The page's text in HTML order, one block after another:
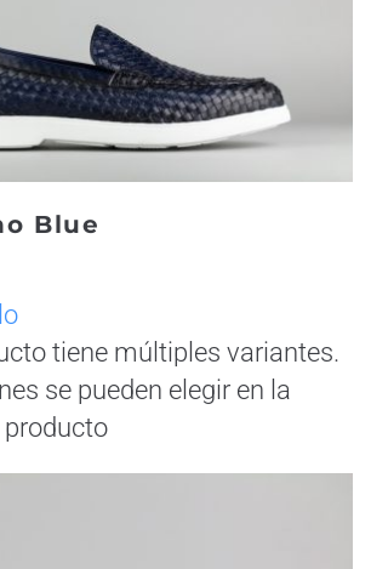
Blue
tiene múltiples variantes.
se pueden elegir en la
producto